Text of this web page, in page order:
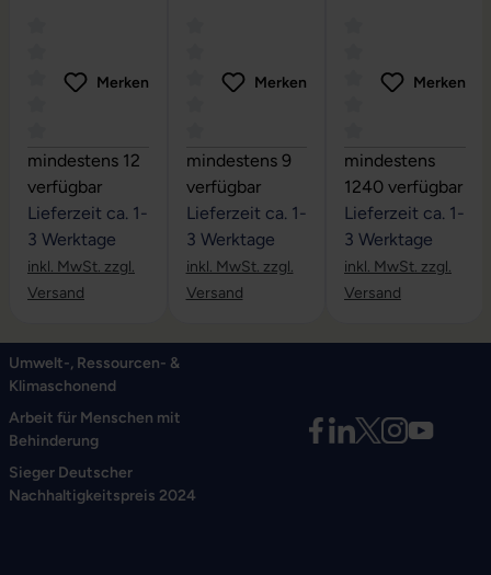
Durchschnittliche Bewertung von 0 von 5 Sternen
Merken
mindestens 12
verfügbar
Lieferzeit ca. 1-
3 Werktage
inkl. MwSt. zzgl.
Versand
Durchschnittliche Bewertung von 0
Merken
mindestens 9
verfügbar
Lieferzeit ca. 1-
3 Werktage
inkl. MwSt. zzgl.
Versand
Durchschnittliche
Merken
mindestens
1240 verfügbar
Lieferzeit ca. 1-
3 Werktage
inkl. MwSt. zzgl.
Versand
Umwelt-, Ressourcen- &
Klimaschonend
Arbeit für Menschen mit
Behinderung
Sieger Deutscher
Nachhaltigkeitspreis 2024